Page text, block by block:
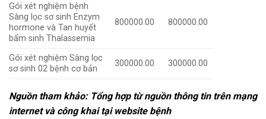
Gói xét nghiệm bệnh
Sàng lọc sơ sinh Enzym
hormone và Tan huyết
bẩm sinh Thalassemia
800000.00 800000.00
Gói xét nghiệm Sàng lọc
sơ sinh 02 bệnh cơ bản
300000.00 300000.00
Nguồn tham khảo: Tổng hợp từ nguồn thông tin trên mạng
internet và công khai tại website bệnh